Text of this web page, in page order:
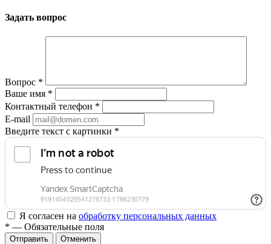
Задать вопрос
Вопрос *
Ваше имя *
Контактный телефон *
E-mail
Введите текст с картинки *
Я согласен на обработку персональных данных
* — Обязательные поля
Отменить